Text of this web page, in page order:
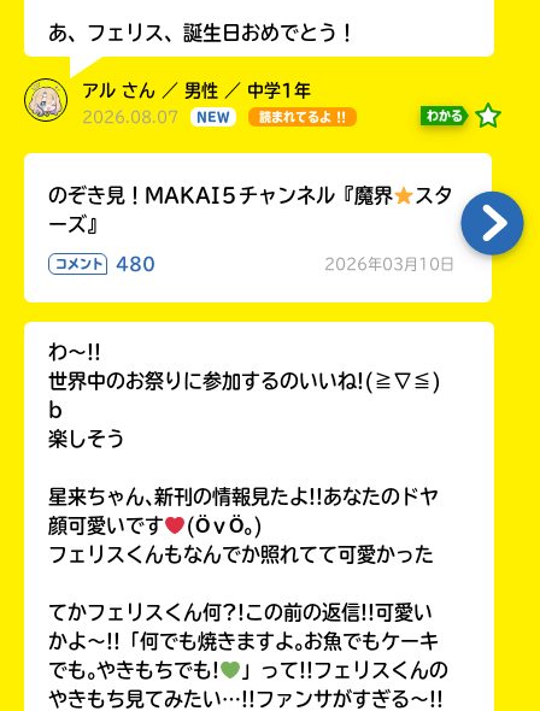
あ、フェリス、誕生日おめでとう！
アル さん ／ 男性 ／ 中学1年
2026.08.07 NEW 読まれてるよ !! わかる
のぞき見！MAKAI５チャンネル『魔界
スタ
ーズ』
コメント 480 2026年03月10日
わ〜!!
世界中のお祭りに参加するのいいね!(≧∇≦)
b
楽しそう
星来ちゃん､新刊の情報見たよ!!あなたのドヤ
顔可愛いです
(ӦｖӦ｡)
フェリスくんもなんでか照れてて可愛かった
てかフェリスくん何?!この前の返信!!可愛い
かよ〜!!「何でも焼きますよ｡お魚でもケーキ
でも｡やきもちでも!
」って!!フェリスくんの
やきもち見てみたい…!!ファンサがすぎる〜!!